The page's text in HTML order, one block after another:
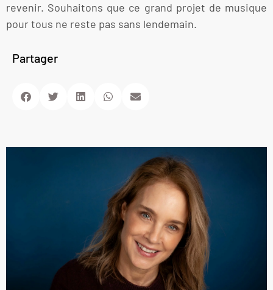
revenir. Souhaitons que ce grand projet de musique
pour tous ne reste pas sans lendemain.
Partager